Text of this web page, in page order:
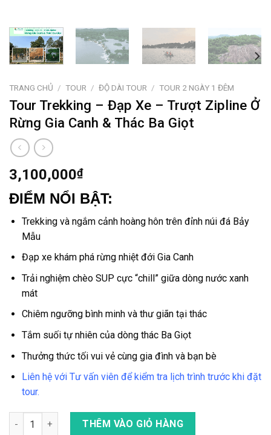
TRANG CHỦ / TOUR / ĐỘ DÀI TOUR / TOUR 2 NGÀY 1 ĐÊM
Tour Trekking – Đạp Xe – Trượt Zipline Ở
Rừng Gia Canh & Thác Ba Giọt
3,100,000₫
ĐIỂM NỔI BẬT:
Trekking và ngắm cảnh hoàng hôn trên đỉnh núi đá Bảy
Mẫu
Đạp xe khám phá rừng nhiệt đới Gia Canh
Trải nghiệm chèo SUP cực “chill” giữa dòng nước xanh
mát
Chiêm ngưỡng bình minh và thư giãn tại thác
Tắm suối tự nhiên của dòng thác Ba Giọt
Thưởng thức tối vui vẻ cùng gia đình và bạn bè
Liên hệ với Tư vấn viên để kiểm tra lịch trình trước khi đặt
tour.
Tour Trekking - Đạp Xe - Trượt Zipline Ở Rừng Gia Canh &
THÊM VÀO GIỎ HÀNG